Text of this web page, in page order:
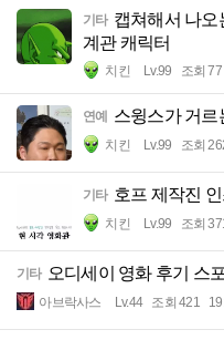
기타 캡쳐해서 나오
계관 캐릭터
치킨 Lv.99 조회 77
연예 스윙스가 거르
치킨 Lv.99 조회
기타 호프 제작진
치킨 Lv.99 조회
기타 오디세이 영화 후기 스
아브락사스 Lv.44 조회 421